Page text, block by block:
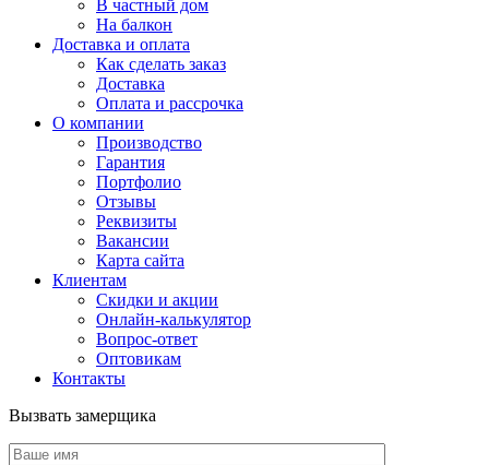
В частный дом
На балкон
Доставка и оплата
Как сделать заказ
Доставка
Оплата и рассрочка
О компании
Производство
Гарантия
Портфолио
Отзывы
Реквизиты
Вакансии
Карта сайта
Клиентам
Скидки и акции
Онлайн-калькулятор
Вопрос-ответ
Оптовикам
Контакты
Вызвать замерщика